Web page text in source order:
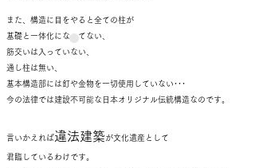
また、構造に目をやると全ての柱が
基礎と一体化になってない、
筋交いは入っていない、
通し柱は無い、
基本構造部には釘や金物を一切使用していない･･･
今の法律では建設不可能な日本オリジナル伝統構造なのです。
言いかえれば違法建築 が文化遺産として
君臨しているわけです。